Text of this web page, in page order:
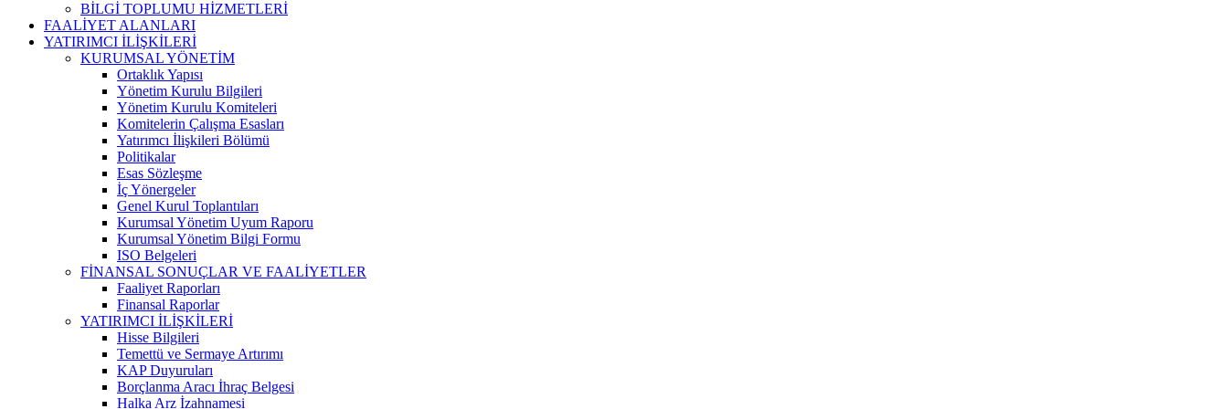
BİLGİ TOPLUMU HİZMETLERİ
FAALİYET ALANLARI
YATIRIMCI İLİŞKİLERİ
KURUMSAL YÖNETİM
Ortaklık Yapısı
Yönetim Kurulu Bilgileri
Yönetim Kurulu Komiteleri
Komitelerin Çalışma Esasları
Yatırımcı İlişkileri Bölümü
Politikalar
Esas Sözleşme
İç Yönergeler
Genel Kurul Toplantıları
Kurumsal Yönetim Uyum Raporu
Kurumsal Yönetim Bilgi Formu
ISO Belgeleri
FİNANSAL SONUÇLAR VE FAALİYETLER
Faaliyet Raporları
Finansal Raporlar
YATIRIMCI İLİŞKİLERİ
Hisse Bilgileri
Temettü ve Sermaye Artırımı
KAP Duyuruları
Borçlanma Aracı İhraç Belgesi
Halka Arz İzahnamesi